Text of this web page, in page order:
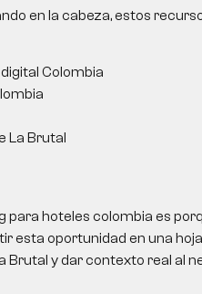
en la cabeza, estos
Colombia
La Brutal
para hoteles colombia es
esta oportunidad en una
Brutal y dar contexto real al